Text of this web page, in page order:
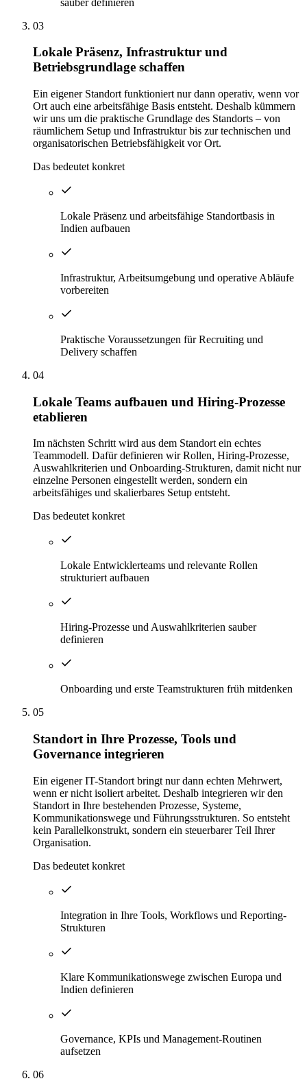
03
Lokale Präsenz, Infrastruktur und
Betriebsgrundlage schaffen
Ein eigener Standort funktioniert nur dann operativ, wenn vor
Ort auch eine arbeitsfähige Basis entsteht. Deshalb kümmern
wir uns um die praktische Grundlage des Standorts – von
räumlichem Setup und Infrastruktur bis zur technischen und
organisatorischen Betriebsfähigkeit vor Ort.
Das bedeutet konkret
Lokale Präsenz und arbeitsfähige Standortbasis in
Indien aufbauen
Infrastruktur, Arbeitsumgebung und operative Abläufe
vorbereiten
Praktische Voraussetzungen für Recruiting und
Delivery schaffen
04
Lokale Teams aufbauen und Hiring-Prozesse
etablieren
Im nächsten Schritt wird aus dem Standort ein echtes
Teammodell. Dafür definieren wir Rollen, Hiring-Prozesse,
Auswahlkriterien und Onboarding-Strukturen, damit nicht nur
einzelne Personen eingestellt werden, sondern ein
arbeitsfähiges und skalierbares Setup entsteht.
Das bedeutet konkret
Lokale Entwicklerteams und relevante Rollen
strukturiert aufbauen
Hiring-Prozesse und Auswahlkriterien sauber
definieren
Onboarding und erste Teamstrukturen früh mitdenken
05
Standort in Ihre Prozesse, Tools und
Governance integrieren
Ein eigener IT-Standort bringt nur dann echten Mehrwert,
wenn er nicht isoliert arbeitet. Deshalb integrieren wir den
Standort in Ihre bestehenden Prozesse, Systeme,
Kommunikationswege und Führungsstrukturen. So entsteht
kein Parallelkonstrukt, sondern ein steuerbarer Teil Ihrer
Organisation.
Das bedeutet konkret
Integration in Ihre Tools, Workflows und Reporting-
Strukturen
Klare Kommunikationswege zwischen Europa und
Indien definieren
Governance, KPIs und Management-Routinen
aufsetzen
06